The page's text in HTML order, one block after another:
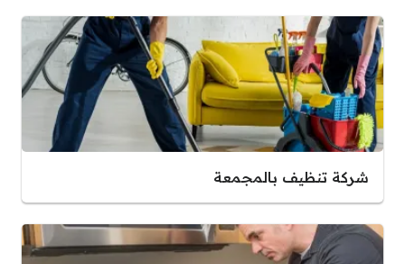
شركة تنظيف بالمجمعة